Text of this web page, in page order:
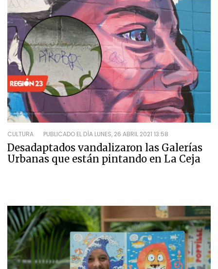
CULTURA PUBLICADO EL DÍA LUNES, 26 ABRIL 2021 13:58
Desadaptados vandalizaron las Galerías
Urbanas que están pintando en La Ceja